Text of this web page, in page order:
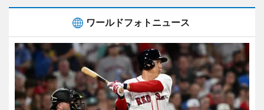
ワールドフォトニュース